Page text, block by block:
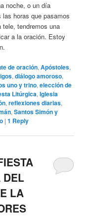
noche, o un día
horas que pasamos
tele, tendremos una
a la oración. Estoy
de oración,Apóstoles,
,diálogo amoroso,
uno y trino,elección de
Litúrgica,Iglesia
,reflexiones diarias,
,Santos Simón y
|1 Reply
DEL
LA